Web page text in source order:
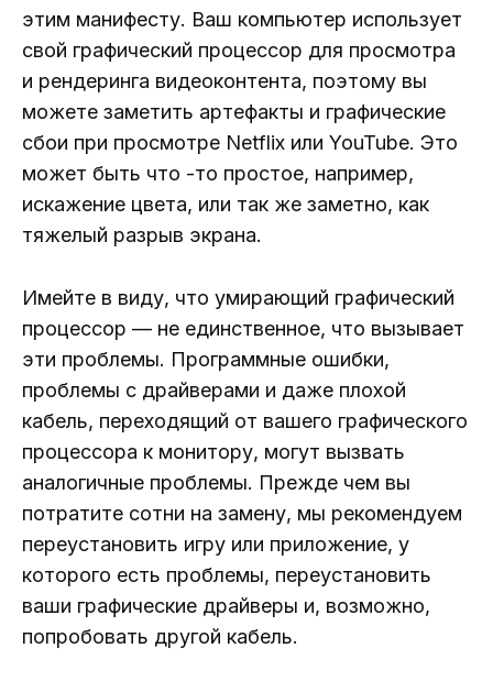
этим манифесту. Ваш компьютер использует
свой графический процессор для просмотра
и рендеринга видеоконтента, поэтому вы
можете заметить артефакты и графические
сбои при просмотре Netflix или YouTube. Это
может быть что -то простое, например,
искажение цвета, или так же заметно, как
тяжелый разрыв экрана.
Имейте в виду, что умирающий графический
процессор — не единственное, что вызывает
эти проблемы. Программные ошибки,
проблемы с драйверами и даже плохой
кабель, переходящий от вашего графического
процессора к монитору, могут вызвать
аналогичные проблемы. Прежде чем вы
потратите сотни на замену, мы рекомендуем
переустановить игру или приложение, у
которого есть проблемы, переустановить
ваши графические драйверы и, возможно,
попробовать другой кабель.